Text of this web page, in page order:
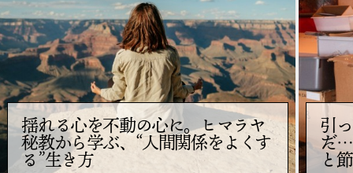
揺れる心を不動の心に。ヒマラヤ
秘教から学ぶ、“人間関係をよくす
る”生き方
引
だ…
と